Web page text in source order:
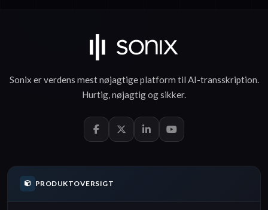
Sonix er verdens mest nøjagtige platform til AI-transskription
Hurtig nøjagtigogsikker.
PRODUKTOVERSIGT